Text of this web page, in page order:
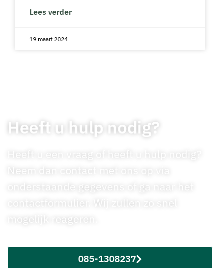
Lees verder
19 maart 2024
Heeft u hulp nodig?
Heeft u een vraag of heeft u hulp nodig?
onderstaande gegevens of ga naar het
contactformulier. Wij zullen zo snel
mogelijk reageren.
085-1308237